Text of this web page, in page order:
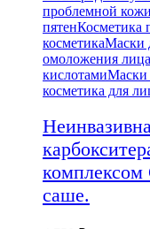
проблемной кожи
пятенКосметика
косметикаМаски
омоложения лица
кислотамиМаски
косметика для
саше.